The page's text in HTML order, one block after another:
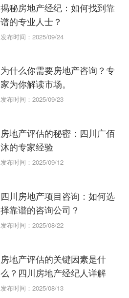
揭秘房地产经纪：如何找到靠
谱的专业人士？
发布时间：2025/09/24
为什么你需要房地产咨询？专
家为你解读市场。
发布时间：2025/09/23
房地产评估的秘密：四川广佰
沐的专家经验
发布时间：2025/09/12
四川房地产项目咨询：如何选
择靠谱的咨询公司？
发布时间：2025/08/22
房地产评估的关键因素是什
么？四川房地产经纪人详解
发布时间：2025/08/13